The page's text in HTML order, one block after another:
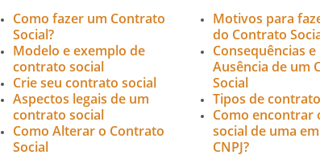
Como fazer um Contrato
Social?
Modelo e exemplo de
contrato social
Crie seu contrato social
Aspectos legais de um
contrato social
Como Alterar o Contrato
Social
Motivos para
do Contrato
Consequências e
Ausência de um
Social
Tipos de
Como encontrar
social de uma
CNPJ?